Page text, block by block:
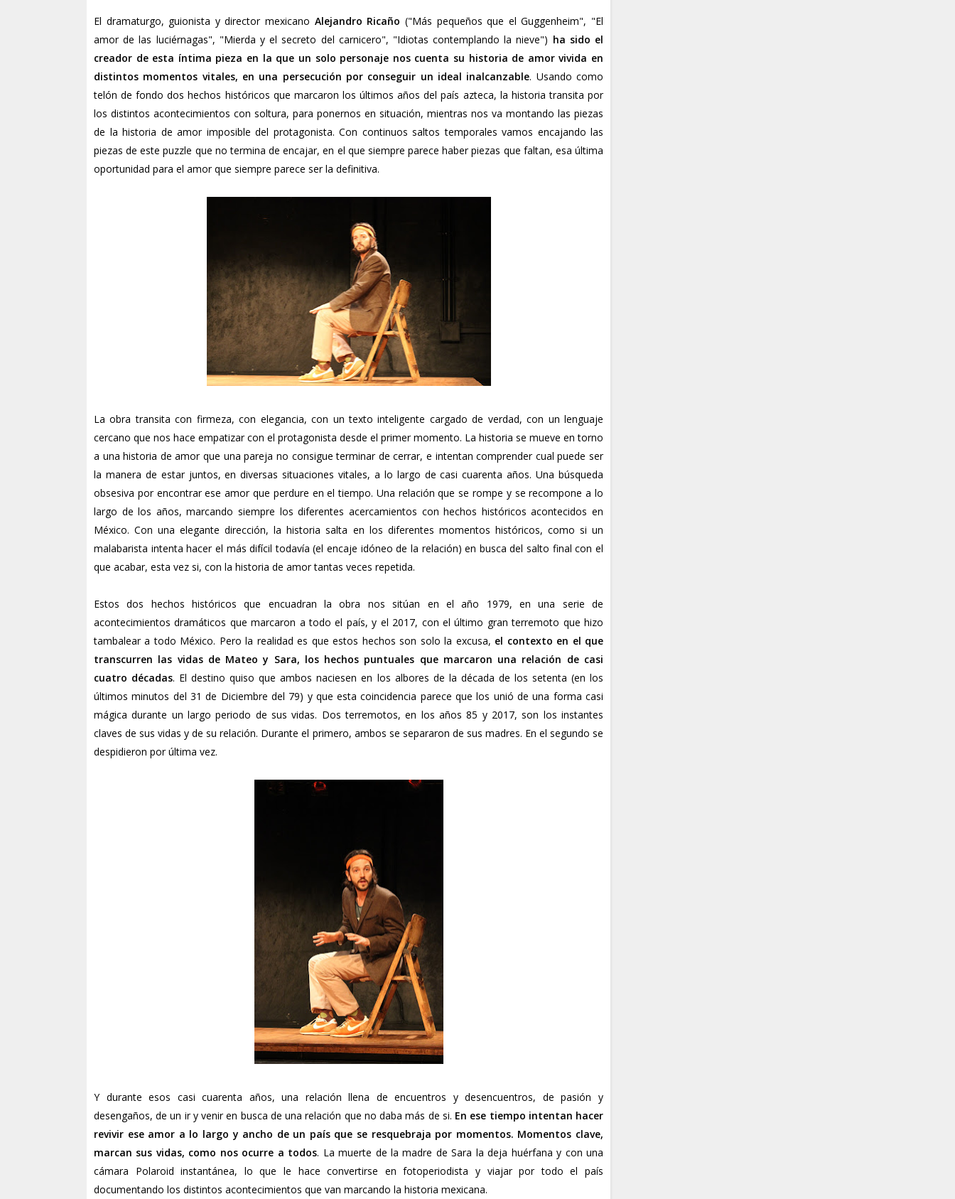
El dramaturgo, guionista y director mexicano Alejandro Ricaño ("Más pequeños que el Guggenheim", "El
amor de las luciérnagas", "Mierda y el secreto del carnicero", "Idiotas contemplando la nieve") ha sido el
creador de esta íntima pieza en la que un solo personaje nos cuenta su historia de amor vivida en
distintos momentos vitales, en una persecución por conseguir un ideal inalcanzable. Usando como
telón de fondo dos hechos históricos que marcaron los últimos años del país azteca, la historia transita por
los distintos acontecimientos con soltura, para ponernos en situación, mientras nos va montando las piezas
de la historia de amor imposible del protagonista. Con continuos saltos temporales vamos encajando las
piezas de este puzzle que no termina de encajar, en el que siempre parece haber piezas que faltan, esa última
oportunidad para el amor que siempre parece ser la definitiva.
La obra transita con firmeza, con elegancia, con un texto inteligente cargado de verdad, con un lenguaje
cercano que nos hace empatizar con el protagonista desde el primer momento. La historia se mueve en torno
a una historia de amor que una pareja no consigue terminar de cerrar, e intentan comprender cual puede ser
la manera de estar juntos, en diversas situaciones vitales, a lo largo de casi cuarenta años. Una búsqueda
obsesiva por encontrar ese amor que perdure en el tiempo. Una relación que se rompe y se recompone a lo
largo de los años, marcando siempre los diferentes acercamientos con hechos históricos acontecidos en
México. Con una elegante dirección, la historia salta en los diferentes momentos históricos, como si un
malabarista intenta hacer el más difícil todavía (el encaje idóneo de la relación) en busca del salto final con el
que acabar, esta vez si, con la historia de amor tantas veces repetida.
Estos dos hechos históricos que encuadran la obra nos sitúan en el año 1979, en una serie de
acontecimientos dramáticos que marcaron a todo el país, y el 2017, con el último gran terremoto que hizo
tambalear a todo México. Pero la realidad es que estos hechos son solo la excusa, el contexto en el que
transcurren las vidas de Mateo y Sara, los hechos puntuales que marcaron una relación de casi
cuatro décadas. El destino quiso que ambos naciesen en los albores de la década de los setenta (en los
últimos minutos del 31 de Diciembre del 79) y que esta coincidencia parece que los unió de una forma casi
mágica durante un largo periodo de sus vidas. Dos terremotos, en los años 85 y 2017, son los instantes
claves de sus vidas y de su relación. Durante el primero, ambos se separaron de sus madres. En el segundo se
despidieron por última vez.
Y durante esos casi cuarenta años, una relación llena de encuentros y desencuentros, de pasión y
desengaños, de un ir y venir en busca de una relación que no daba más de si. En ese tiempo intentan hacer
revivir ese amor a lo largo y ancho de un país que se resquebraja por momentos. Momentos clave,
marcan sus vidas, como nos ocurre a todos. La muerte de la madre de Sara la deja huérfana y con una
cámara Polaroid instantánea, lo que le hace convertirse en fotoperiodista y viajar por todo el país
documentando los distintos acontecimientos que van marcando la historia mexicana.